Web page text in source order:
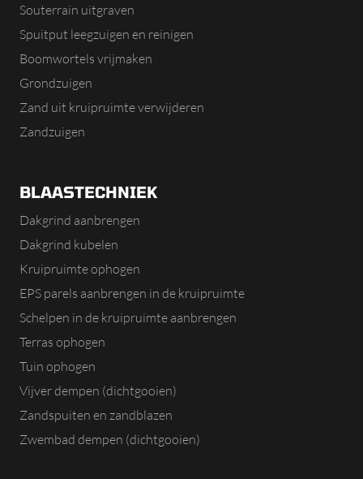
Souterrain uitgraven
Spuitput leegzuigen en reinigen
Boomwortels vrijmaken
Grondzuigen
Zand uit kruipruimte verwijderen
Zandzuigen
BLAASTECHNIEK
Dakgrind aanbrengen
Dakgrind kubelen
Kruipruimte ophogen
EPS parels aanbrengen in de kruipruimte
Schelpen in de kruipruimte aanbrengen
Terras ophogen
Tuin ophogen
Vijver dempen (dichtgooien)
Zandspuiten en zandblazen
Zwembad dempen (dichtgooien)